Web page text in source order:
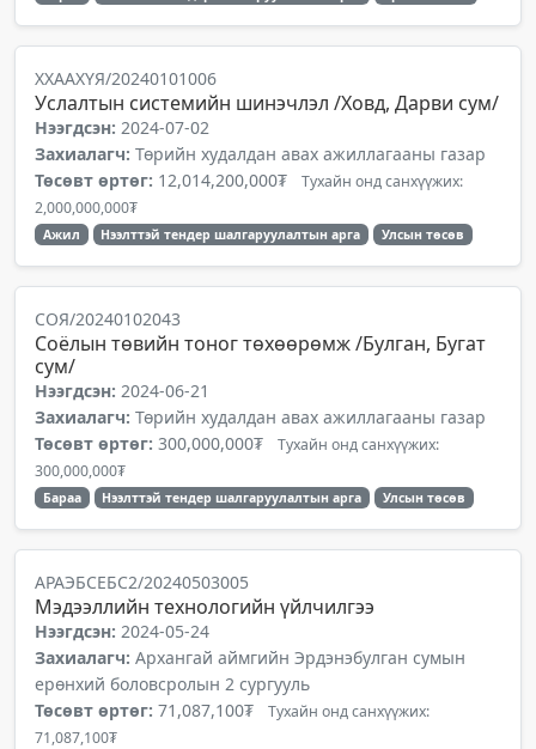
ХХААХҮЯ/20240101006
Услалтын системийн шинэчлэл /Ховд, Дарви сум/
Нээгдсэн: 2024-07-02
Захиалагч: Төрийн худалдан авах ажиллагааны газар
Төсөвт өртөг: 12,014,200,000₮ Тухайн онд санхүүжих:
2,000,000,000₮
Ажил Нээлттэй тендер шалгаруулалтын арга Улсын төсөв
СОЯ/20240102043
Соёлын төвийн тоног төхөөрөмж /Булган, Бугат
сум/
Нээгдсэн: 2024-06-21
Захиалагч: Төрийн худалдан авах ажиллагааны газар
Төсөвт өртөг: 300,000,000₮ Тухайн онд санхүүжих:
300,000,000₮
Бараа Нээлттэй тендер шалгаруулалтын арга Улсын төсөв
АРАЭБСЕБС2/20240503005
Мэдээллийн технологийн үйлчилгээ
Нээгдсэн: 2024-05-24
Захиалагч: Архангай аймгийн Эрдэнэбулган сумын
ерөнхий боловсролын 2 сургууль
Төсөвт өртөг: 71,087,100₮ Тухайн онд санхүүжих:
71,087,100₮